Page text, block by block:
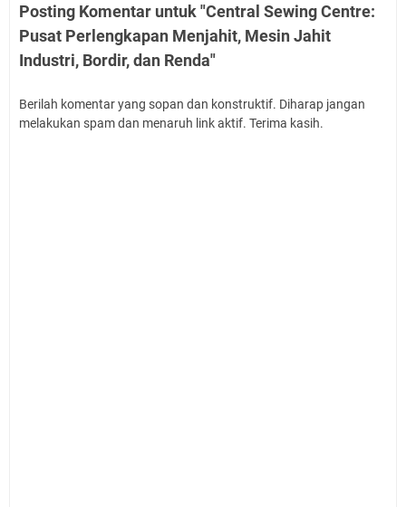
Posting Komentar untuk "Central Sewing Centre:
Pusat Perlengkapan Menjahit, Mesin Jahit
Industri, Bordir, dan Renda"
Berilah komentar yang sopan dan konstruktif. Diharap jangan
melakukan spam dan menaruh link aktif. Terima kasih.